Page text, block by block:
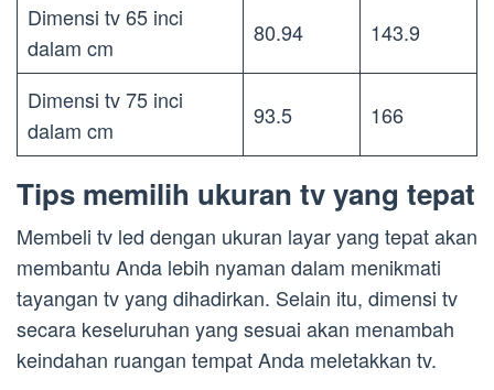
Dimensi tv 65 inci
dalam cm
80.94 143.9
Dimensi tv 75 inci
dalam cm
93.5 166
Tips memilih ukuran tv yang tepat
Membeli tv led dengan ukuran layar yang tepat akan
membantu Anda lebih nyaman dalam menikmati
tayangan tv yang dihadirkan. Selain itu, dimensi tv
secara keseluruhan yang sesuai akan menambah
keindahan ruangan tempat Anda meletakkan tv.